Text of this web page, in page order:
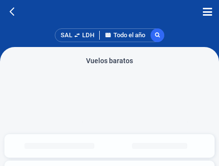
SAL LDH Todo el año
Vuelos baratos